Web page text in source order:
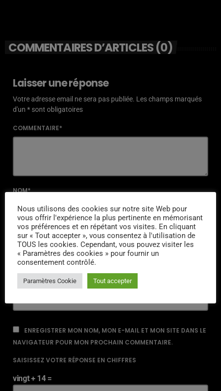
COMMENTAIRES D’ARTICLES (0)
Laisser une réponse
Votre adresse email ne sera pas publiée. Les champs marqués
d'un * sont obligatoires
COMMENTAIRE*
NOM*
EMAIL*
URL
ENREGISTRER MON NOM, MON E-MAIL ET MON SITE DANS LE
NAVIGATEUR POUR MON PROCHAIN COMMENTAIRE.
SAISISSEZ VOTRE RÉPONSE EN CHIFFRES
vingt + 14 =
Nous utilisons des cookies sur notre site Web pour
vous offrir l'expérience la plus pertinente en mémorisant
vos préférences et en répétant vos visites. En cliquant
sur « Tout accepter », vous consentez à l'utilisation de
TOUS les cookies. Cependant, vous pouvez visiter les
« Paramètres des cookies » pour fournir un
consentement contrôlé.
Paramètres Cookie Tout accepter